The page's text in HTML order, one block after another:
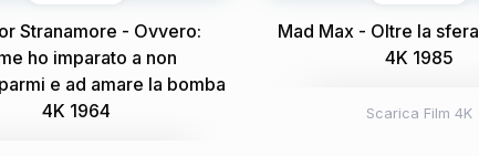
Stranamore - Ovvero:
ho imparato a non
e ad amare la bomba
4K 1964
Mad Max - Oltre la
4K 1985
Scarica Film 4K